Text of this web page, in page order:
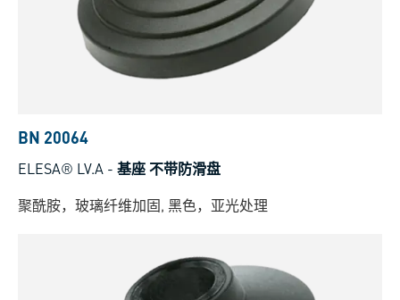
BN 20064
ELESA® LV.A - 基座 不带防滑盘
聚酰胺，玻璃纤维加固, 黑色，亚光处理